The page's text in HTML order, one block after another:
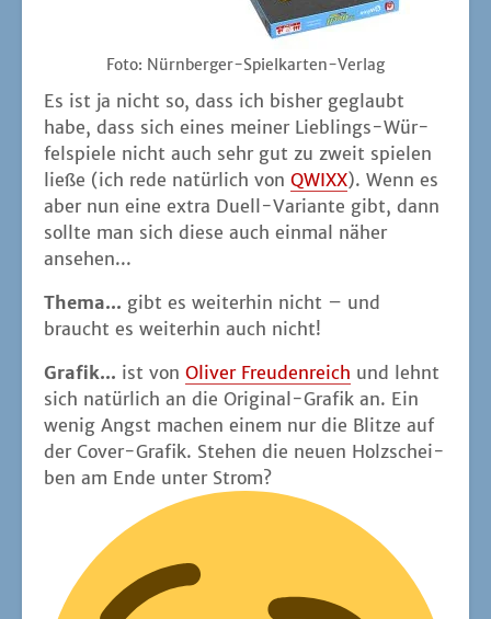
Foto: Nürn­ber­ger-Spiel­kar­ten-Ver­lag
Es ist ja nicht so, dass ich bis­her geglaubt
habe, dass sich eines mei­ner Lieb­lings-Wür­
fel­spie­le nicht auch sehr gut zu zweit spie­len
lie­ße (ich rede natür­lich von QWIXX). Wenn es
aber nun eine extra Duell-Vari­an­te gibt, dann
soll­te man sich die­se auch ein­mal näher
ansehen...
The­ma... gibt es wei­ter­hin nicht – und
braucht es wei­ter­hin auch nicht!
Gra­fik... ist von Oli­ver Freu­den­reich und lehnt
sich natür­lich an die Ori­gi­nal-Gra­fik an. Ein
wenig Angst machen einem nur die Blit­ze auf
der Cover-Gra­fik. Ste­hen die neu­en Holz­schei­
ben am Ende unter Strom?